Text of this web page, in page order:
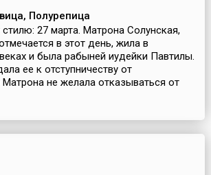
Полурепица
27 марта. Матрона Солунская,
в этот день, жила в
и была рабыней иудейки Павтилы.
ее к отступничеству от
Матрона не желала отказываться от